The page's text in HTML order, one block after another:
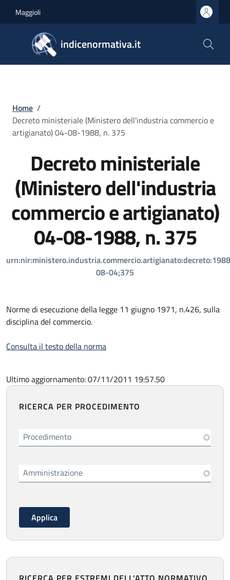
Maggioli
indicenormativa.it
Briciole di pane
Home /
Decreto ministeriale (Ministero dell'industria commercio e
artigianato) 04-08-1988, n. 375
Decreto ministeriale
(Ministero dell'industria
commercio e artigianato)
04-08-1988, n. 375
08-04;375
Norme di esecuzione della legge 11 giugno 1971, n.426, sulla
disciplina del commercio.
Consulta il testo della norma
Ultimo aggiornamento: 07/11/2011 19:57.50
RICERCA PER PROCEDIMENTO
Procedimento
Amministrazione